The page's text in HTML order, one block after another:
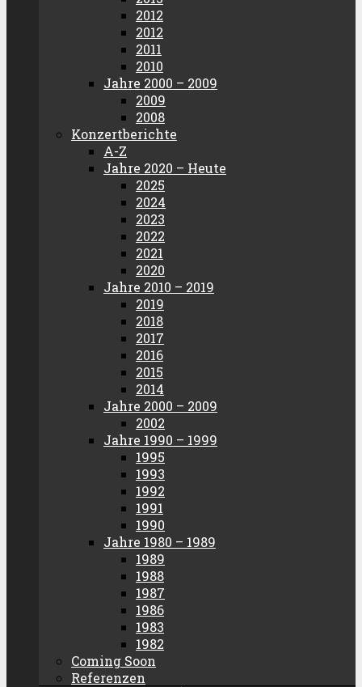
2012
2012
2011
2010
Jahre 2000 – 2009
2009
2008
Konzertberichte
A-Z
Jahre 2020 – Heute
2025
2024
2023
2022
2021
2020
Jahre 2010 – 2019
2019
2018
2017
2016
2015
2014
Jahre 2000 – 2009
2002
Jahre 1990 – 1999
1995
1993
1992
1991
1990
Jahre 1980 – 1989
1989
1988
1987
1986
1983
1982
Coming Soon
Referenzen